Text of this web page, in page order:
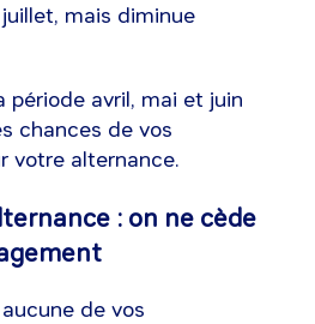
mais diminue
période avril, mai et juin
chances de vos
votre alternance.
: on ne cède
de vos